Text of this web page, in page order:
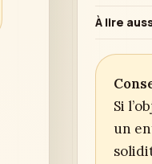
À lire
Si
un